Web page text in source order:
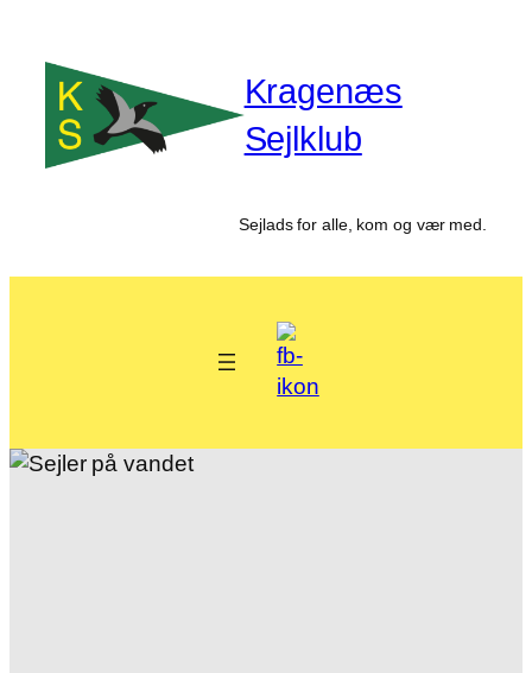
indhold
Kragenæs
Sejlklub
Sejlads for alle, kom og vær med.